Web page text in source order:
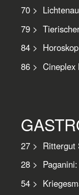
70 >
79 >
84 > Horoskop
86 > Cineplex
27 > Rittergut
28 > Paganini:
54 >